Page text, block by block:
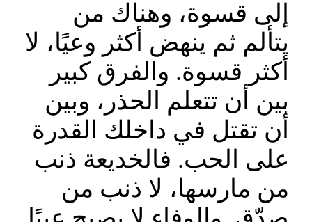
إلى قسوة، وهناك من
يتألم ثم ينهض أكثر وعيًا، لا
أكثر قسوة. والفرق كبير
بين أن تتعلم الحذر، وبين
أن تقتل في داخلك القدرة
على الحب. فالخديعة ذنب
من مارسها، لا ذنب من